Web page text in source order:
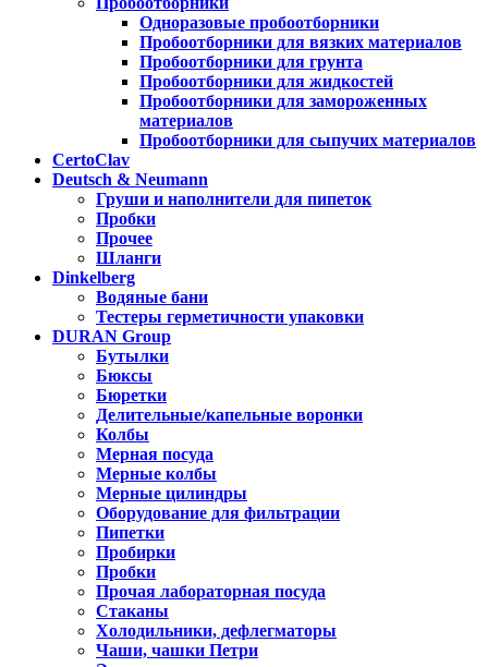
Одноразовые пробоотборники
Пробоотборники для вязких материалов
Пробоотборники для грунта
Пробоотборники для жидкостей
Пробоотборники для замороженных
материалов
Пробоотборники для сыпучих материалов
CertoClav
Deutsch & Neumann
Груши и наполнители для пипеток
Пробки
Прочее
Шланги
Dinkelberg
Водяные бани
Тестеры герметичности упаковки
DURAN Group
Бутылки
Бюксы
Бюретки
Делительные/капельные воронки
Колбы
Мерная посуда
Мерные колбы
Мерные цилиндры
Оборудование для фильтрации
Пипетки
Пробирки
Пробки
Прочая лабораторная посуда
Стаканы
Холодильники, дефлегматоры
Чаши, чашки Петри